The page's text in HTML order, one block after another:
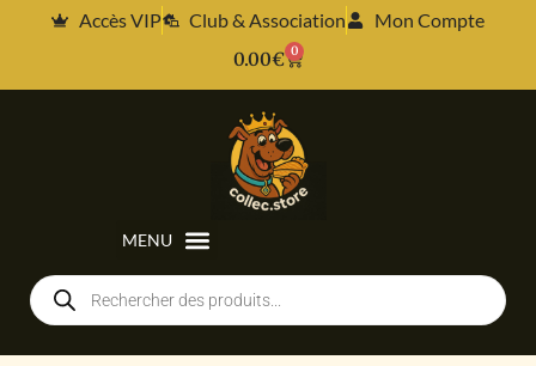
Accès VIP Club & Association
Mon Compte
0.00€ 0